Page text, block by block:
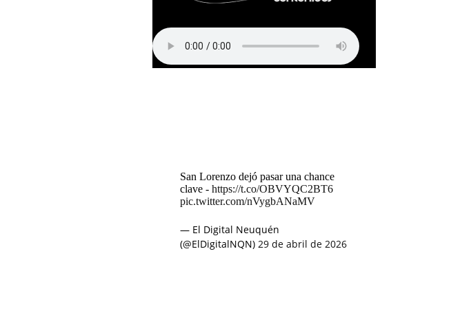
San Lorenzo dejó pasar una chance
clave - https://t.co/OBVYQC2BT6
pic.twitter.com/nVygbANaMV
— El Digital Neuquén
(@ElDigitalNQN) 29 de abril de 2026